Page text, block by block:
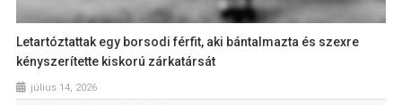
Letartóztattak egy borsodi férfit, aki bántalmazta és szexre
kényszerítette kiskorú zárkatársát
július 14, 2026